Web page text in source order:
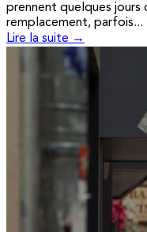
prennent quelques jours
remplacement, parfois...
Lire la suite →